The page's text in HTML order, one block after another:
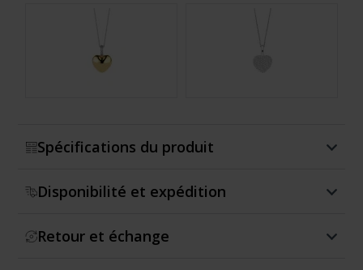
Spécifications du produit
Disponibilité et expédition
Retour et échange